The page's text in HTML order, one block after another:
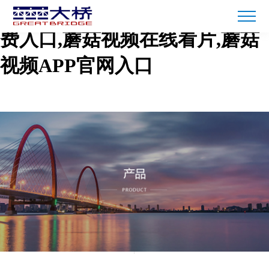
蘑菇短视频免费下载,蘑菇TV免
费入口,蘑菇视频在线看片,蘑菇
视频APP官网入口